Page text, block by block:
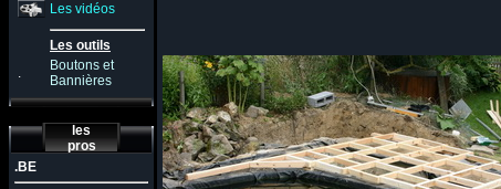
Les vidéos
Les outils
.
Boutons et
Bannières
les
pros
.BE